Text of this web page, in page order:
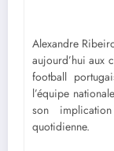
Alexandre
aujourd’hui aux
football
l’équipe
son
quotidienne.